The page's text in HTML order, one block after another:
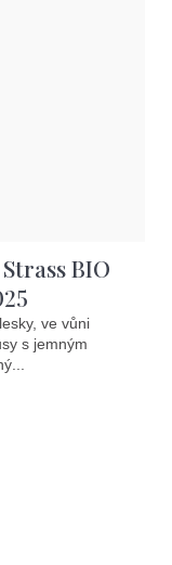
BIO
ve vůni
s jemným